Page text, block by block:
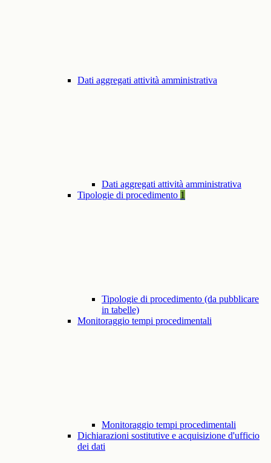
Dati aggregati attività amministrativa
Dati aggregati attività amministrativa
Tipologie di procedimento 1
Tipologie di procedimento (da pubblicare
in tabelle)
Monitoraggio tempi procedimentali
Monitoraggio tempi procedimentali
Dichiarazioni sostitutive e acquisizione d'ufficio
dei dati